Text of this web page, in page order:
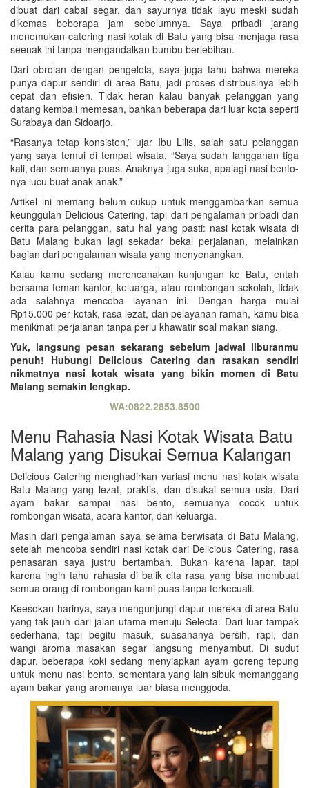
dibuat dari cabai segar, dan sayurnya tidak layu meski sudah
dikemas beberapa jam sebelumnya. Saya pribadi jarang
menemukan catering nasi kotak di Batu yang bisa menjaga rasa
seenak ini tanpa mengandalkan bumbu berlebihan.
Dari obrolan dengan pengelola, saya juga tahu bahwa mereka
punya dapur sendiri di area Batu, jadi proses distribusinya lebih
cepat dan efisien. Tidak heran kalau banyak pelanggan yang
datang kembali memesan, bahkan beberapa dari luar kota seperti
Surabaya dan Sidoarjo.
“Rasanya tetap konsisten,” ujar Ibu Lilis, salah satu pelanggan
yang saya temui di tempat wisata. “Saya sudah langganan tiga
kali, dan semuanya puas. Anaknya juga suka, apalagi nasi bento-
nya lucu buat anak-anak.”
Artikel ini memang belum cukup untuk menggambarkan semua
keunggulan Delicious Catering, tapi dari pengalaman pribadi dan
cerita para pelanggan, satu hal yang pasti: nasi kotak wisata di
Batu Malang bukan lagi sekadar bekal perjalanan, melainkan
bagian dari pengalaman wisata yang menyenangkan.
Kalau kamu sedang merencanakan kunjungan ke Batu, entah
bersama teman kantor, keluarga, atau rombongan sekolah, tidak
ada salahnya mencoba layanan ini. Dengan harga mulai
Rp15.000 per kotak, rasa lezat, dan pelayanan ramah, kamu bisa
menikmati perjalanan tanpa perlu khawatir soal makan siang.
Yuk, langsung pesan sekarang sebelum jadwal liburanmu
penuh! Hubungi Delicious Catering dan rasakan sendiri
nikmatnya nasi kotak wisata yang bikin momen di Batu
Malang semakin lengkap.
WA:0822.2853.8500
Menu Rahasia Nasi Kotak Wisata Batu
Malang yang Disukai Semua Kalangan
Delicious Catering menghadirkan variasi menu nasi kotak wisata
Batu Malang yang lezat, praktis, dan disukai semua usia. Dari
ayam bakar sampai nasi bento, semuanya cocok untuk
rombongan wisata, acara kantor, dan keluarga.
Masih dari pengalaman saya selama berwisata di Batu Malang,
setelah mencoba sendiri nasi kotak dari Delicious Catering, rasa
penasaran saya justru bertambah. Bukan karena lapar, tapi
karena ingin tahu rahasia di balik cita rasa yang bisa membuat
semua orang di rombongan kami puas tanpa terkecuali.
Keesokan harinya, saya mengunjungi dapur mereka di area Batu
yang tak jauh dari jalan utama menuju Selecta. Dari luar tampak
sederhana, tapi begitu masuk, suasananya bersih, rapi, dan
wangi aroma masakan segar langsung menyambut. Di sudut
dapur, beberapa koki sedang menyiapkan ayam goreng tepung
untuk menu nasi bento, sementara yang lain sibuk memanggang
ayam bakar yang aromanya luar biasa menggoda.